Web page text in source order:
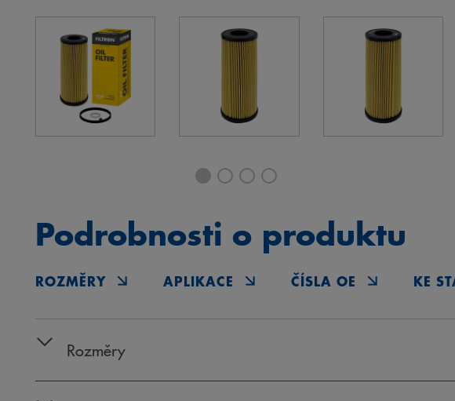
Podrobnosti o produktu
ROZMĚRY APLIKACE ČÍSLA OE KE
Rozměry